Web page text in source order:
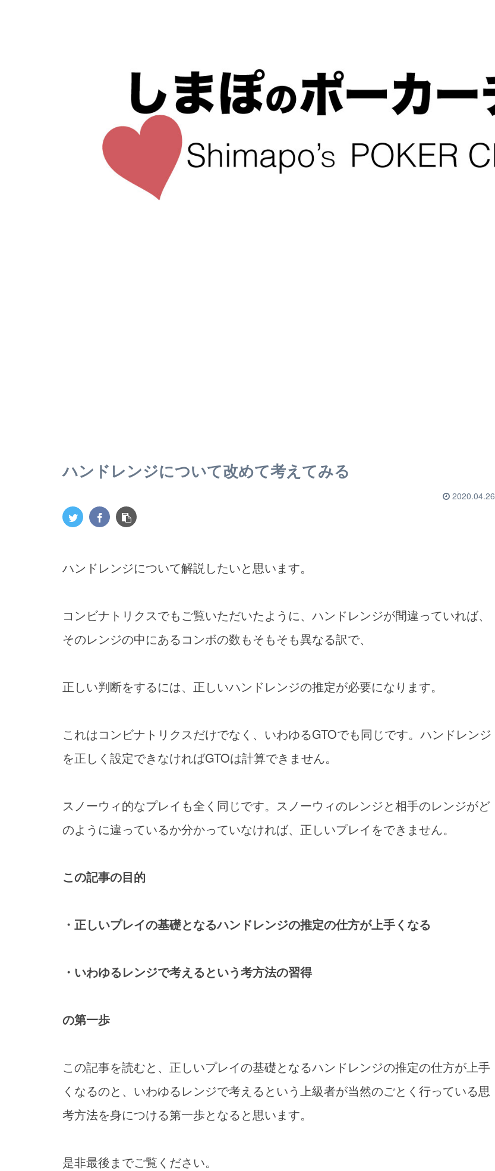
ハンドレンジについて改めて考えてみる
2020.04.26
ハンドレンジについて解説したいと思います。
コンビナトリクスでもご覧いただいたように、ハンドレンジが間違っていれば、
そのレンジの中にあるコンボの数もそもそも異なる訳で、
正しい判断をするには、正しいハンドレンジの推定が必要になります。
これはコンビナトリクスだけでなく、いわゆるGTOでも同じです。ハンドレンジ
を正しく設定できなければGTOは計算できません。
スノーウィ的なプレイも全く同じです。スノーウィのレンジと相手のレンジがど
のように違っているか分かっていなければ、正しいプレイをできません。
この記事の目的
・正しいプレイの基礎となるハンドレンジの推定の仕方が上手くなる
・いわゆるレンジで考えるという考方法の習得
の第一歩
この記事を読むと、正しいプレイの基礎となるハンドレンジの推定の仕方が上手
くなるのと、いわゆるレンジで考えるという上級者が当然のごとく行っている思
考方法を身につける第一歩となると思います。
是非最後までご覧ください。